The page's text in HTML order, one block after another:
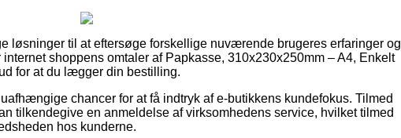
løsninger til at eftersøge forskellige nuværende brugeres erfaringer og
shoppens omtaler af Papkasse, 310x230x250mm – A4, Enkelt
for at du lægger din bestilling.
chancer for at få indtryk af e-butikkens kundefokus. Tilmed
tilkendegive en anmeldelse af virksomhedens service, hvilket tilmed
hos kunderne.